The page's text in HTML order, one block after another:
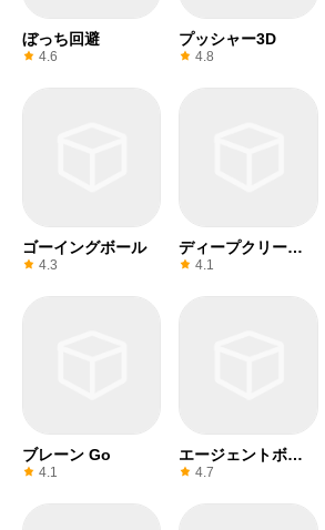
ぼっち回避
4.6
プッシャー3D
4.8
ゴーイングボール
4.3
ディープクリーン
Inc. 3D
4.1
ブレーン Go
4.1
エージェントボー
ン 4.7